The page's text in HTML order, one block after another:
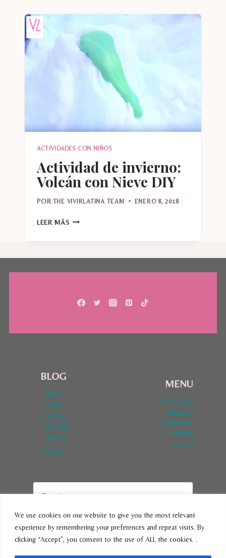
We use cookies on our website to give you the most relevant
experience by remembering your preferences and repeat visits. By
clicking “Accept”, you consent to the use of ALL the cookies. .
COLORES
ACTIVIDADES CON NIÑOS
Actividad de invierno:
Volcán con Nieve DIY
POR THE VIVIRLATINA TEAM ENERO 8, 2018
LEER MÁS ACTIVIDAD
INVIERNO:
NIEVE
BLOG
HOLA
SHOP
LYFESTYLE
SABORES
DINERO
CONTACT
MENU
Privacy Policy
Términos y
Condiciones
Nosotros
Contact
SUBSCRIBE